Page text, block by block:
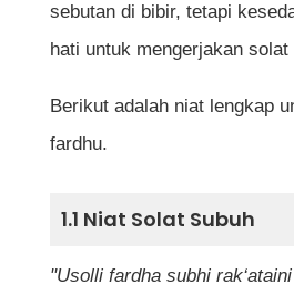
4. Surah al-Fatihah
Fatihah
7. Iktidal (Bacaan
sebutan di bibir, tetapi
hati untuk mengerjakan solat
Berikut adalah niat lengkap
fardhu.
1.1 Niat Solat Subuh
"Usolli fardha subhi